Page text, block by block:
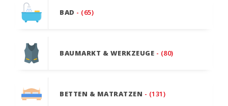
BAD - (65)
BAUMARKT & WERKZEUGE - (80)
BETTEN & MATRATZEN - (131)